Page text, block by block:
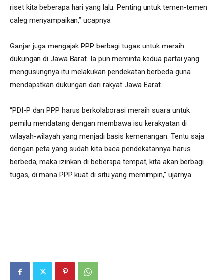
riset kita beberapa hari yang lalu. Penting untuk temen-temen
caleg menyampaikan,” ucapnya.
Ganjar juga mengajak PPP berbagi tugas untuk meraih
dukungan di Jawa Barat. Ia pun meminta kedua partai yang
mengusungnya itu melakukan pendekatan berbeda guna
mendapatkan dukungan dari rakyat Jawa Barat.
“PDI-P dan PPP harus berkolaborasi meraih suara untuk
pemilu mendatang dengan membawa isu kerakyatan di
wilayah-wilayah yang menjadi basis kemenangan. Tentu saja
dengan peta yang sudah kita baca pendekatannya harus
berbeda, maka izinkan di beberapa tempat, kita akan berbagi
tugas, di mana PPP kuat di situ yang memimpin,” ujarnya.